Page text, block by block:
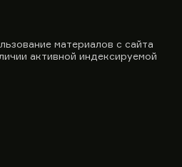
материалов с сайта
активной индексируемой